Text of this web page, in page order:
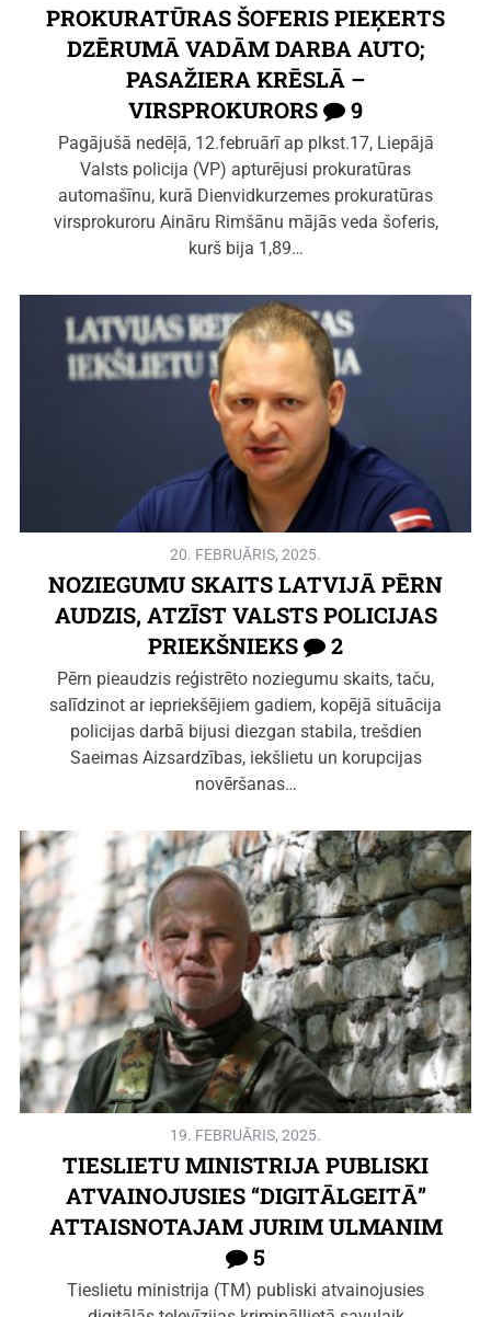
PROKURATŪRAS ŠOFERIS PIEĶERTS
DZĒRUMĀ VADĀM DARBA AUTO;
PASAŽIERA KRĒSLĀ –
VIRSPROKURORS
9
Pagājušā nedēļā, 12.februārī ap plkst.17, Liepājā
Valsts policija (VP) apturējusi prokuratūras
automašīnu, kurā Dienvidkurzemes prokuratūras
virsprokuroru Aināru Rimšānu mājās veda šoferis,
kurš bija 1,89…
20. FEBRUĀRIS, 2025.
NOZIEGUMU SKAITS LATVIJĀ PĒRN
AUDZIS, ATZĪST VALSTS POLICIJAS
PRIEKŠNIEKS
2
Pērn pieaudzis reģistrēto noziegumu skaits, taču,
salīdzinot ar iepriekšējiem gadiem, kopējā situācija
policijas darbā bijusi diezgan stabila, trešdien
Saeimas Aizsardzības, iekšlietu un korupcijas
novēršanas…
19. FEBRUĀRIS, 2025.
TIESLIETU MINISTRIJA PUBLISKI
ATVAINOJUSIES “DIGITĀLGEITĀ”
ATTAISNOTAJAM JURIM ULMANIM
5
Tieslietu ministrija (TM) publiski atvainojusies